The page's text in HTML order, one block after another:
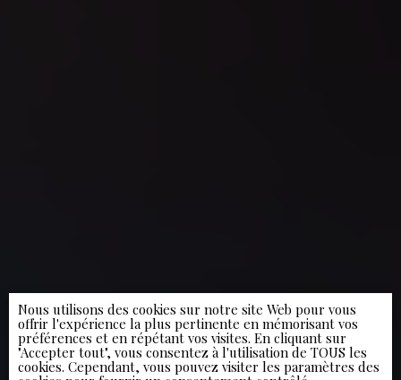
Nous utilisons des cookies sur notre site Web pour vous
offrir l'expérience la plus pertinente en mémorisant vos
préférences et en répétant vos visites. En cliquant sur
"Accepter tout", vous consentez à l'utilisation de TOUS les
cookies. Cependant, vous pouvez visiter les paramètres des